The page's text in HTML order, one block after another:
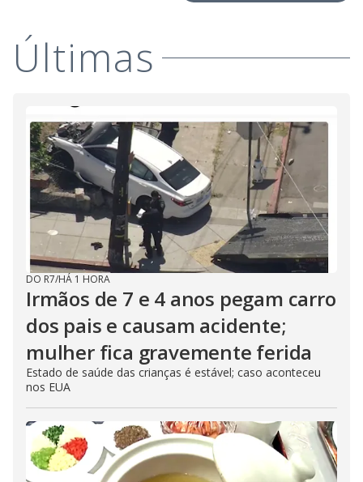
Últimas
DO R7/HÁ 1 HORA
Irmãos de 7 e 4 anos pegam carro
dos pais e causam acidente;
mulher fica gravemente ferida
Estado de saúde das crianças é estável; caso aconteceu
nos EUA